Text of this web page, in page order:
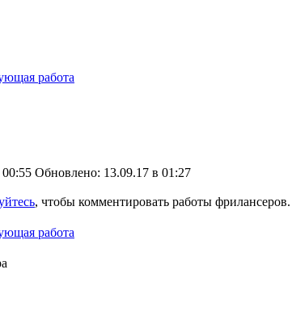
работа
Обновлено: 13.09.17 в 01:27
, чтобы комментировать работы фрилансеров.
работа